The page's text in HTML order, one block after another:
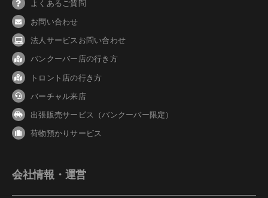
よくあるご質問
お問い合わせ
法人サービスお問い合わせ
バンクーバー店の行き方
トロント店の行き方
バーチャル来店
出張販売サービス（バンクーバー限定）
荷物預かりサービス
会社情報・運営